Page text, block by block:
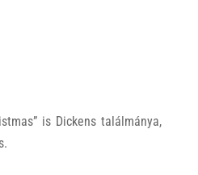
is Dickens találmánya,